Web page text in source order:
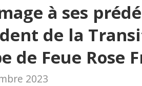
à ses
de la
de Feue Rose
2023